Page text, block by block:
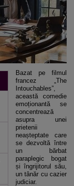
Bazat pe filmul
francez „The
Intouchables”,
această comedie
emoționantă se
concentrează
asupra unei
prietenii
neașteptate care
se dezvoltă între
un bărbat
paraplegic bogat
și îngrijitorul său,
un tânăr cu cazier
judiciar.